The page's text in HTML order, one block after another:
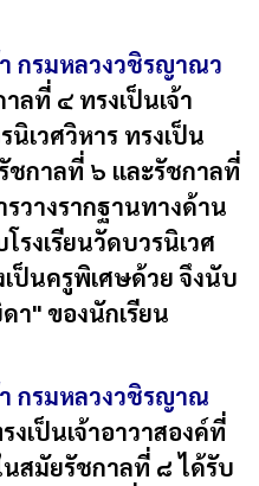
กรมหลวงวชิรญาณว
ลที่ ๔ ทรงเป็นเจ้า
เวศวิหาร ทรงเป็น
ชกาลที่ ๖ และรัชกาลที่
วางรากฐานทางด้าน
รงเรียนวัดบวรนิเวศ
ป็นครูพิเศษด้วย จึงนับ
า" ของนักเรียน
กรมหลวงวชิรญาณ
เป็นเจ้าอาวาสองค์ที่
นสมัยรัชกาลที่ ๘ ได้รับ